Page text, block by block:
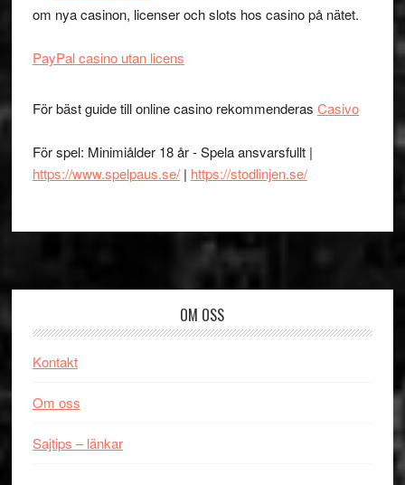
om nya casinon, licenser och slots hos casino på nätet.
PayPal casino utan licens
För bäst guide till online casino rekommenderas Casivo
För spel: Minimiålder 18 år - Spela ansvarsfullt |
https://www.spelpaus.se/| https://stodlinjen.se/
OM OSS
Kontakt
Om oss
Sajtips – länkar